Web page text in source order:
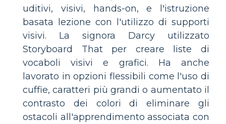
uditivi, visivi, hands-on, e l'istruzione
basata lezione con l'utilizzo di supporti
visivi. La signora Darcy utilizzato
Storyboard That per creare liste di
vocaboli visivi e grafici. Ha anche
lavorato in opzioni flessibili come l'uso di
cuffie, caratteri più grandi o aumentato il
contrasto dei colori di eliminare gli
ostacoli all'apprendimento associata con